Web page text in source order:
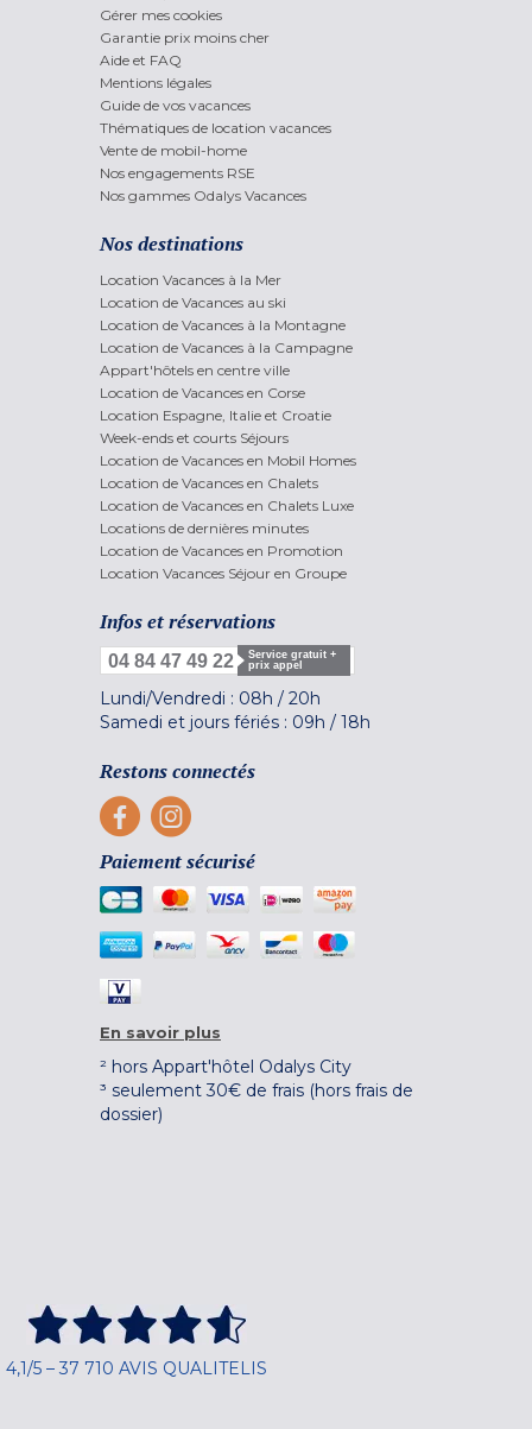
Gérer mes cookies
Garantie prix moins cher
Aide et FAQ
Mentions légales
Guide de vos vacances
Thématiques de location vacances
Vente de mobil-home
Nos engagements RSE
Nos gammes Odalys Vacances
Nos destinations
Location Vacances à la Mer
Location de Vacances au ski
Location de Vacances à la Montagne
Location de Vacances à la Campagne
Appart'hôtels en centre ville
Location de Vacances en Corse
Location Espagne, Italie et Croatie
Week-ends et courts Séjours
Location de Vacances en Mobil Homes
Location de Vacances en Chalets
Location de Vacances en Chalets Luxe
Locations de dernières minutes
Location de Vacances en Promotion
Location Vacances Séjour en Groupe
Infos et réservations
04 84 47 49 22
Service gratuit +
prix appel
Lundi/Vendredi : 08h / 20h
Samedi et jours fériés : 09h / 18h
Restons connectés
Paiement sécurisé
En savoir plus
² hors Appart'hôtel Odalys City
³ seulement 30€ de frais (hors frais de
dossier)
4,1/5 – 37 710 AVIS QUALITELIS